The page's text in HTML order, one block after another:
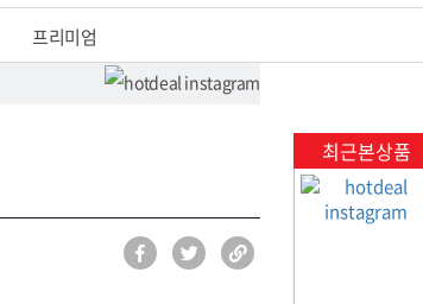
프리미엄
최근본상품